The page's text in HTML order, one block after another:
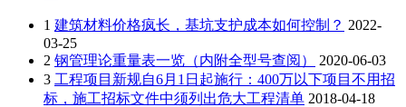
1 建筑材料价格疯长，基坑支护成本如何控制？ 2022-
03-25
2 钢管理论重量表一览（内附全型号查阅）
2020-06-03
3 工程项目新规自6月1日起施行：400万以下项目不用招
标，施工招标文件中须列出危大工程清单 2018-04-18